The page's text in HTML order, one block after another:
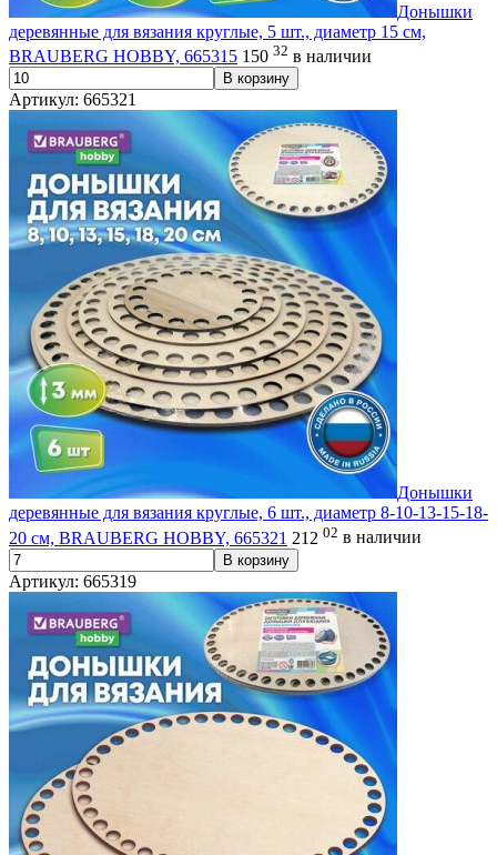
Донышки
деревянные для вязания круглые, 5 шт., диаметр 15 см,
BRAUBERG HOBBY, 665315 150 32 в наличии
В корзину
Артикул: 665321
Донышки
деревянные для вязания круглые, 6 шт., диаметр 8-10-13-15-18-
20 см, BRAUBERG HOBBY, 665321 212 02 в наличии
В корзину
Артикул: 665319